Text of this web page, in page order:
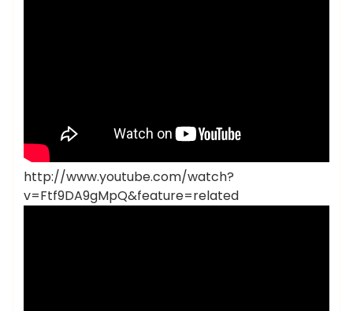
http://www.youtube.com/watch?
v=Ftf9DA9gMpQ&feature=related